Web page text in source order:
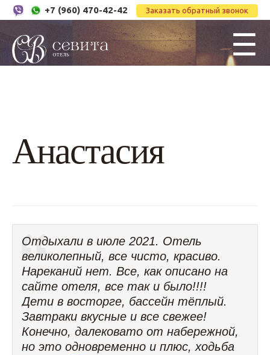
Заказать обратный звонок
+7 (960) 470-42-42
☰
Анастасия
Отдыхали в июле 2021. Отель
великолепный, все чисто, красиво.
Нареканий нет. Все, как описано на
сайте отеля, все так и было!!!!
Дети в восторге, бассейн тёплый.
Завтраки вкусные и все свежее!
Конечно, далековато от набережной,
но это одновременно и плюс, ходьба